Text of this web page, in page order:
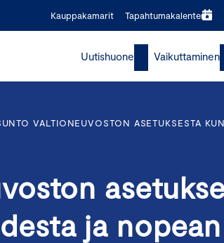
Kauppakamarit Tapahtumakalenteri
Uutishuone Vaikuttaminen
VALTIONEUVOSTON ASETUKSESTA
ja nopean